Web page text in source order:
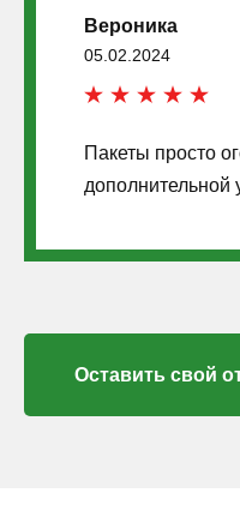
Вероника
05.02.2024
Пакеты просто
дополнительной
Оставить свой